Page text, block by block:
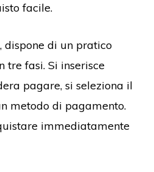
facile.
dispone di un pratico
tre fasi. Si inserisce
pagare, si seleziona il
metodo di pagamento.
immediatamente